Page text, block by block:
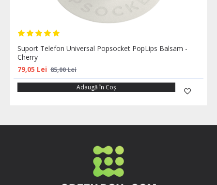
Suport Telefon Universal Popsocket PopLips Balsam -
Cherry
79,05 Lei 85,00 Lei
Adaugă în Coş